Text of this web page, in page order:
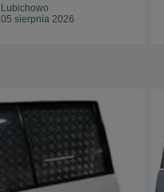
Lubichowo
05 sierpnia 2026